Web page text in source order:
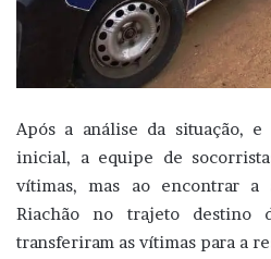
Após a análise da situação,
inicial, a equipe de
vítimas, mas ao encontrar a
Riachão no trajeto destino
transferiram as vítimas para a